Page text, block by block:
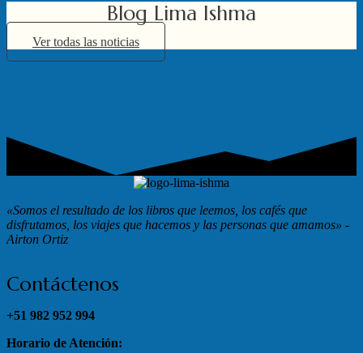
Blog Lima Ishma
Ver todas las noticias
«Somos el resultado de los libros que leemos, los cafés que
disfrutamos, los viajes que hacemos y las personas que amamos» -
Airton Ortiz
Contáctenos
+51 982 952 994
Horario de Atención: